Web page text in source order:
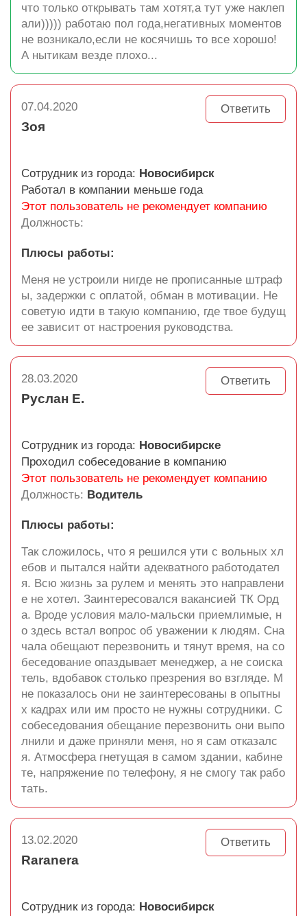
что только открывать там хотят,а тут уже наклеп
али))))) работаю пол года,негативных моментов
не возникало,если не косячишь то все хорошо!
А нытикам везде плохо...
07.04.2020 Ответить
Зоя
Сотрудник из города: Новосибирск
Работал в компании меньше года
Этот пользователь не рекомендует компанию
Должность:
Плюсы работы:
Меня не устроили нигде не прописанные штраф
ы, задержки с оплатой, обман в мотивации. Не
советую идти в такую компанию, где твое будущ
ее зависит от настроения руководства.
28.03.2020 Ответить
Руслан Е.
Сотрудник из города: Новосибирске
Проходил собеседование в компанию
Этот пользователь не рекомендует компанию
Должность: Водитель
Плюсы работы:
Так сложилось, что я решился ути с вольных хл
ебов и пытался найти адекватного работодател
я. Всю жизнь за рулем и менять это направлени
е не хотел. Заинтересовался вакансией ТК Орд
а. Вроде условия мало-мальски приемлимые, н
о здесь встал вопрос об уважении к людям. Сна
чала обещают перезвонить и тянут время, на со
беседование опаздывает менеджер, а не соиска
тель, вдобавок столько презрения во взгляде. М
не показалось они не заинтересованы в опытны
х кадрах или им просто не нужны сотрудники. С
собеседования обещание перезвонить они выпо
лнили и даже приняли меня, но я сам отказалс
я. Атмосфера гнетущая в самом здании, кабине
те, напряжение по телефону, я не смогу так рабо
тать.
13.02.2020 Ответить
Raranera
Сотрудник из города: Новосибирск